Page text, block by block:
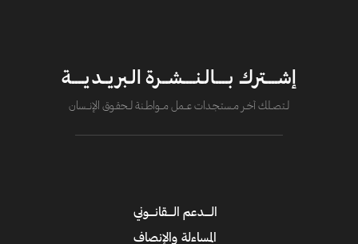
إشــــترك بــــالـنــــشــرة الـبريــديــــة
لــتصــلك آخــر مــستـجــدات عــــمل مــــواطــنة لـــحقــوق الإنــــسان
الــــدعم الــــقانــــوني
المساءلة والإنصاف